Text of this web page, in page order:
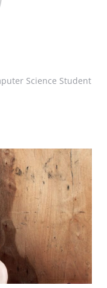
Science Student